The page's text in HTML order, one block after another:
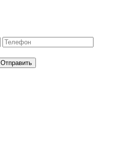
Отправить